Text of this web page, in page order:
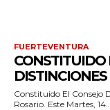
FUERTEVENTURA
CONSTITUIDO
Constituido El Consejo
Rosario. Este Martes, 14...